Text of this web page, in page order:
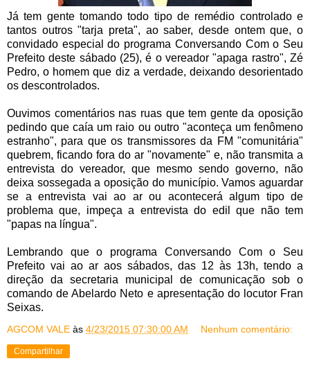
Já tem gente tomando todo tipo de remédio controlado e
tantos outros "tarja preta", ao saber, desde ontem que, o
convidado especial do programa Conversando Com o Seu
Prefeito deste sábado (25), é o vereador "apaga rastro", Zé
Pedro, o homem que diz a verdade, deixando desorientado
os descontrolados.
Ouvimos comentários nas ruas que tem gente da oposição
pedindo que caía um raio ou outro "aconteça um fenômeno
estranho", para que os transmissores da FM "comunitária"
quebrem, ficando fora do ar "novamente" e, não transmita a
entrevista do vereador, que mesmo sendo governo, não
deixa sossegada a oposição do município. Vamos aguardar
se a entrevista vai ao ar ou acontecerá algum tipo de
problema que, impeça a entrevista do edil que não tem
"papas na língua".
Lembrando que o programa Conversando Com o Seu
Prefeito vai ao ar aos sábados, das 12 às 13h, tendo a
direção da secretaria municipal de comunicação sob o
comando de Abelardo Neto e apresentação do locutor Fran
Seixas.
AGCOM VALE às 4/23/2015 07:30:00 AM Nenhum comentário:
Compartilhar